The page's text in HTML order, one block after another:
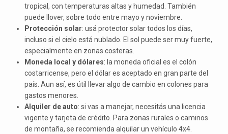
tropical, con temperaturas altas y humedad. También
puede llover, sobre todo entre mayo y noviembre.
Protección solar: usá protector solar todos los días,
incluso si el cielo está nublado. El sol puede ser muy fuerte,
especialmente en zonas costeras.
Moneda local y dólares: la moneda oficial es el colón
costarricense, pero el dólar es aceptado en gran parte del
país. Aun así, es útil llevar algo de cambio en colones para
gastos menores.
Alquiler de auto: si vas a manejar, necesitás una licencia
vigente y tarjeta de crédito. Para zonas rurales o caminos
de montaña, se recomienda alquilar un vehículo 4x4.